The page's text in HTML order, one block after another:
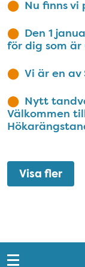
Nu finns vi
Den 1
för dig som
Vi är en
Nytt
Välkommen
Visa fler